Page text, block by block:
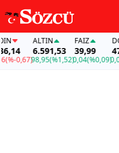
ALTIN
6.591,53
98,95(%1,52)
FAİZ
39,99
0,04(%0,09)
47,70
0,08